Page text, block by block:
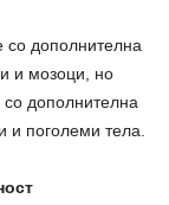
со дополнителна
и мозоци, но
дополнителна
и поголеми тела.